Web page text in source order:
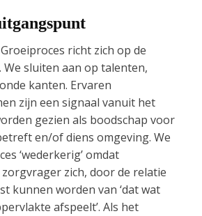
richt zich op de
We sluiten aan op talenten,
kanten. Ervaren
zijn een signaal vanuit het
gezien als boodschap voor
en/of diens omgeving. We
‘wederkerig’ omdat
zich, door de relatie
kunnen worden van ‘dat wat
afspeelt’. Als het